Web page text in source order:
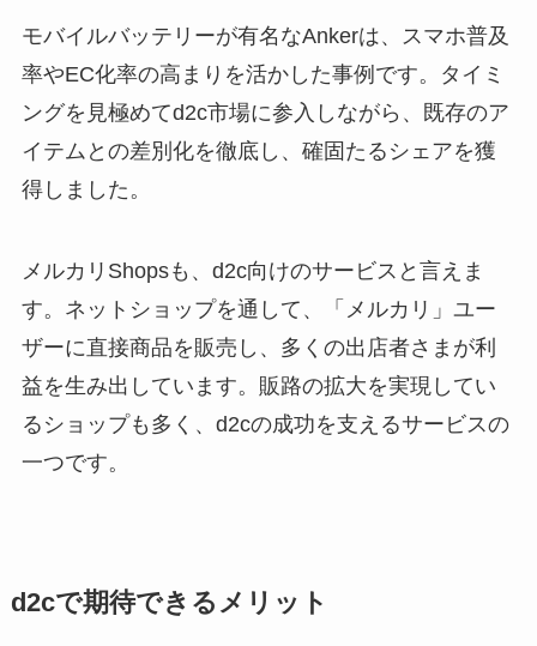
モバイルバッテリーが有名なAnkerは、スマホ普及
率やEC化率の高まりを活かした事例です。タイミ
ングを見極めてd2c市場に参入しながら、既存のア
イテムとの差別化を徹底し、確固たるシェアを獲
得しました。
メルカリShopsも、d2c向けのサービスと言えま
す。ネットショップを通して、「メルカリ」ユー
ザーに直接商品を販売し、多くの出店者さまが利
益を生み出しています。販路の拡大を実現してい
るショップも多く、d2cの成功を支えるサービスの
一つです。
d2cで期待できるメリット